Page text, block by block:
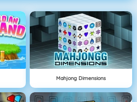
Mahjong Dimensions